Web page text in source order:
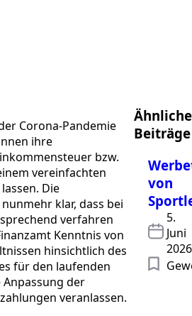
Corona-Pandemie
ihre
bzw.
vereinfachten
Die
klar, dass bei
verfahren
Kenntnis von
hinsichtlich des
für den laufenden
der
veranlassen.
Ähnliche
Beiträge
von
5.
Juni
2026